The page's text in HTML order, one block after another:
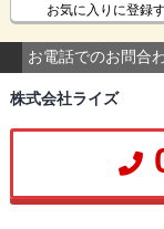
お気に入りに登録
お電話でのお問合
株式会社ライズ